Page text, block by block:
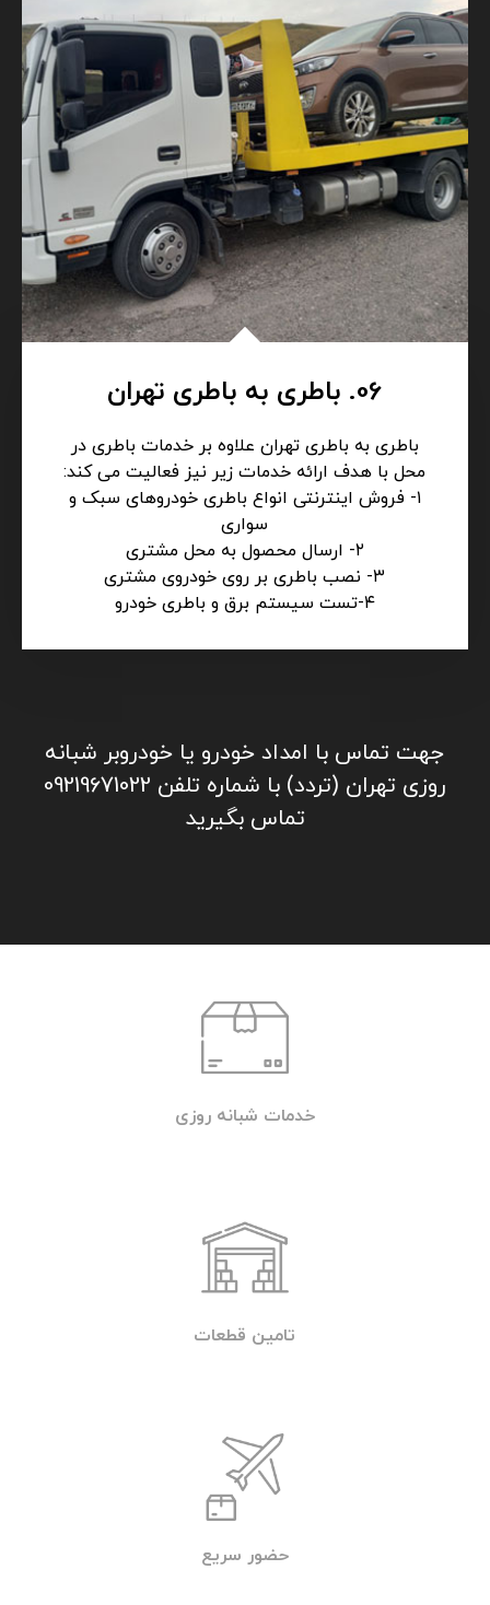
06. باطری به باطری تهران
باطری به باطری تهران علاوه بر خدمات باطری در
محل با هدف ارائه خدمات زیر نیز فعالیت می کند:
۱- فروش اینترنتی انواع باطری خودروهای سبک و
سواری
۲- ارسال محصول به محل مشتری
۳- نصب باطری بر روی خودروی مشتری
۴-تست سیستم برق و باطری خودرو
جهت تماس با امداد خودرو یا خودروبر شبانه
روزی تهران (تردد) با شماره تلفن 09219671022
تماس بگیرید
خدمات شبانه روزی
تامین قطعات
حضور سریع